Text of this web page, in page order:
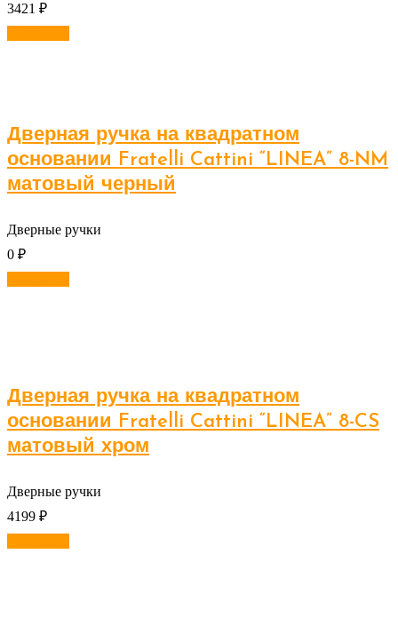
3421 ₽
Дверная ручка на квадратном
основании Fratelli Cattini “LINEA” 8-NM
матовый черный
Дверные ручки
0 ₽
Дверная ручка на квадратном
основании Fratelli Cattini “LINEA” 8-CS
матовый хром
Дверные ручки
4199 ₽